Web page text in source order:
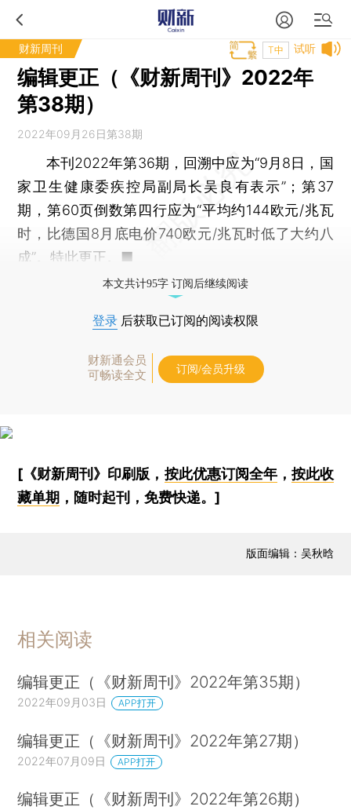
财新周刊 试听
T中
编辑更正（《财新周刊》2022年
第38期）
2022年09月26日第38期
本刊2022年第36期，回溯中应为“9月8日，国
家卫生健康委疾控局副局长吴良有表示”；第37
期，第60页倒数第四行应为“平均约144欧元/兆瓦
时，比德国8月底电价740欧元/兆瓦时低了大约八
成”。特此更正。■
本文共计95字 订阅后继续阅读
登录 后获取已订阅的阅读权限
财新通会员
可畅读全文
订阅/会员升级
[《财新周刊》印刷版， 按此优惠订阅全年， 按此收
藏单期 ，随时起刊，免费快递。]
版面编辑：吴秋晗
相关阅读
编辑更正（《财新周刊》2022年第35期）
2022年09月03日 APP打开
编辑更正（《财新周刊》2022年第27期）
2022年07月09日 APP打开
编辑更正（《财新周刊》2022年第26期）